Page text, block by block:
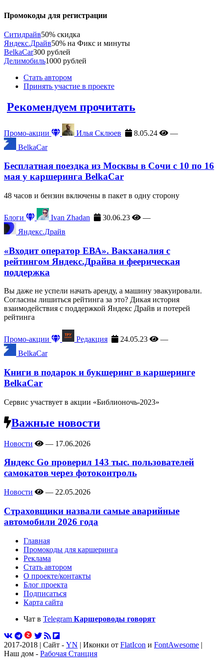
Промокоды для регистрации
Ситидрайв50% скидка
Яндекс.Драйв50% на Фикс и минуты
BelkaCar300 рублей
Делимобиль1000 рублей
Стать автором
Принять участие в проекте
Рекомендуем прочитать
Промо-акции Илья Склюев 8.05.24
—
BelkaCar
Бесплатная поездка из Москвы в Сочи с 10 по 16
мая у каршеринга BelkaCar
48 часов и бензин включены в пакет в одну сторону
Блоги Ivan Zhadan 30.06.23
—
Яндекс.Драйв
«Входит оператор ЕВА». Вакханалия с
рейтингом Яндекс.Драйва и феерическая
поддержка
Вы даже не успели начать аренду, а машину эвакуировали.
Согласны лишиться рейтинга за это? Дикая история
взаимодействия с поддержкой Яндекс Драйв и потерей
рейтинга
Промо-акции Редакция 24.05.23
—
BelkaCar
Книги в подарок и букшеринг в каршеринге
BelkaCar
Сервис участвует в акции «Библионочь-2023»
Важные новости
Новости — 17.06.2026
Яндекс Go проверил 143 тыс. пользователей
самокатов через фотоконтроль
Новости — 22.05.2026
Страховщики назвали самые аварийные
автомобили 2026 года
Главная
Промокоды для каршеринга
Реклама
Стать автором
О проекте/контакты
Блог проекта
Подписаться
Карта сайта
Чат в Telegram Каршероводы говорят
2017-2018 | Сайт - YN | Иконки от FlatIcon и FontAwesome |
Наш дом - Рабочая Станция